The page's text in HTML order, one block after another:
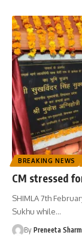
BREAKING NEWS
CM stressed
SHIMLA 7th
Sukhu while…
By Preneeta